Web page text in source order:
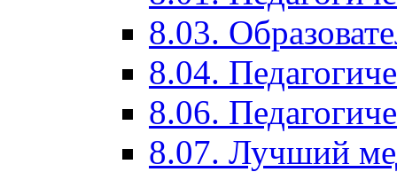
8.03.
8.04.
8.06.
8.07. Лучший